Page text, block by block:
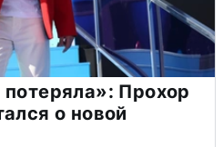
Прохор
о новой